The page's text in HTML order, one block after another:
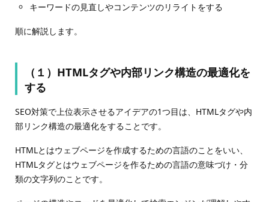
キーワードの見直しやコンテンツのリライトをする
順に解説します。
（１）HTMLタグや内部リンク構造の最適化を
する
SEO対策で上位表示させるアイデアの1つ目は、HTMLタグや内
部リンク構造の最適化をすることです。
HTMLとはウェブページを作成するための言語のことをいい、
HTMLタグとはウェブページを作るための言語の意味づけ・分
類の文字列のことです。